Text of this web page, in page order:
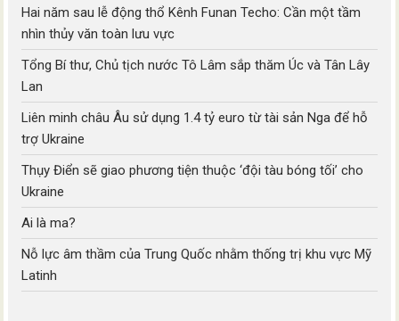
Hai năm sau lễ động thổ Kênh Funan Techo: Cần một tầm
nhìn thủy văn toàn lưu vực
Tổng Bí thư, Chủ tịch nước Tô Lâm sắp thăm Úc và Tân Lây
Lan
Liên minh châu Âu sử dụng 1.4 tỷ euro từ tài sản Nga để hỗ
trợ Ukraine
Thụy Điển sẽ giao phương tiện thuộc ‘đội tàu bóng tối’ cho
Ukraine
Ai là ma?
Nỗ lực âm thầm của Trung Quốc nhằm thống trị khu vực Mỹ
Latinh